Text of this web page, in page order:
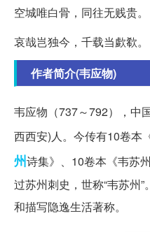
空城唯白骨，同往无贱贵。
哀哉岂独今，千载当歔欷。
作者简介(韦应物)
韦应物（737～792），中
西西安)人。今传有10卷本
州诗集》、10卷本《韦苏
过苏州刺史，世称“韦苏州
和描写隐逸生活著称。